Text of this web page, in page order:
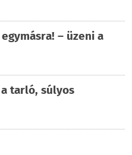
– üzeni a
tarló, súlyos